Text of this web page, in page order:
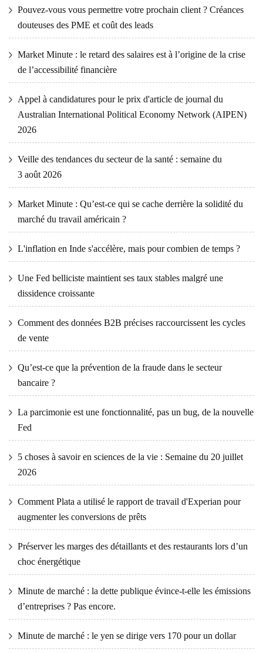
Pouvez-vous vous permettre votre prochain client ? Créances
douteuses des PME et coût des leads
Market Minute : le retard des salaires est à l’origine de la crise
de l’accessibilité financière
Appel à candidatures pour le prix d'article de journal du
Australian International Political Economy Network (AIPEN)
2026
Veille des tendances du secteur de la santé : semaine du
3 août 2026
Market Minute : Qu’est-ce qui se cache derrière la solidité du
marché du travail américain ?
L'inflation en Inde s'accélère, mais pour combien de temps ?
Une Fed belliciste maintient ses taux stables malgré une
dissidence croissante
Comment des données B2B précises raccourcissent les cycles
de vente
Qu’est-ce que la prévention de la fraude dans le secteur
bancaire ?
La parcimonie est une fonctionnalité, pas un bug, de la nouvelle
Fed
5 choses à savoir en sciences de la vie : Semaine du 20 juillet
2026
Comment Plata a utilisé le rapport de travail d'Experian pour
augmenter les conversions de prêts
Préserver les marges des détaillants et des restaurants lors d’un
choc énergétique
Minute de marché : la dette publique évince-t-elle les émissions
d’entreprises ? Pas encore.
Minute de marché : le yen se dirige vers 170 pour un dollar